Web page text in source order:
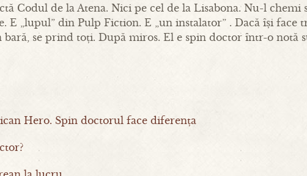
Codul de la Atena. Nici pe cel de la Lisabona. Nu-l
E „lupul” din Pulp Fiction. E „un instalator” . Dacă își
bară, se prind toți. După miros. El e spin doctor într-o
Hero. Spin doctorul face diferența